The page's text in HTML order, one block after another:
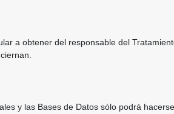
a obtener del responsable del
y las Bases de Datos sólo podrá